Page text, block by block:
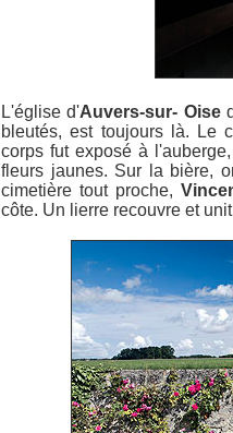
L'église d'Auvers-sur- Oise
bleutés, est toujours là. Le
corps fut exposé à
fleurs jaunes. Sur la bière,
cimetière tout proche,
côte. Un lierre recouvre et